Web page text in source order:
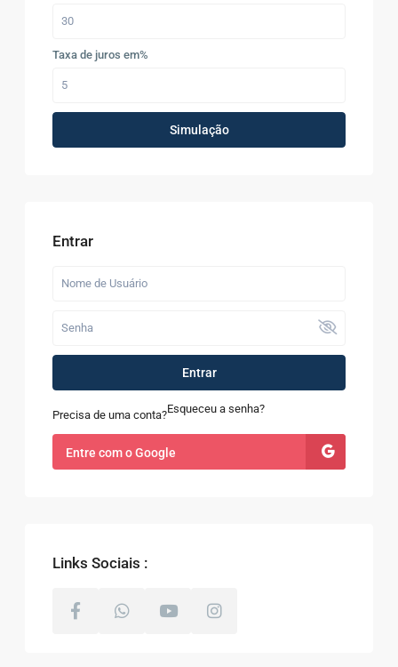
Taxa de juros em%
Simulação
Entrar
Entrar
Precisa de uma conta?Esqueceu a senha?
Entre com o Google
Links Sociais :